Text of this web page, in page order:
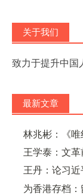
关于我们
致力于提升中国
最新文章
林兆彬：《
王学泰：文
王丹：论习
为香港存档